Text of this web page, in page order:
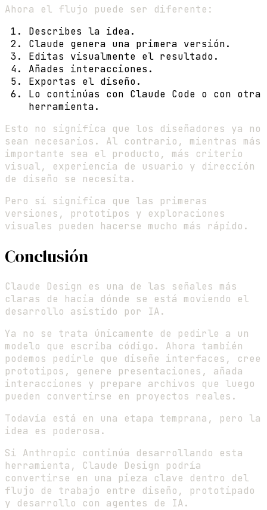
Ahora el flujo puede ser diferente:
Describes la idea.
Claude genera una primera versión.
Editas visualmente el resultado.
Añades interacciones.
Exportas el diseño.
Lo continúas con Claude Code o con otra
herramienta.
Esto no significa que los diseñadores ya no
sean necesarios. Al contrario, mientras más
importante sea el producto, más criterio
visual, experiencia de usuario y dirección
de diseño se necesita.
Pero sí significa que las primeras
versiones, prototipos y exploraciones
visuales pueden hacerse mucho más rápido.
Conclusión
Claude Design es una de las señales más
claras de hacia dónde se está moviendo el
desarrollo asistido por IA.
Ya no se trata únicamente de pedirle a un
modelo que escriba código. Ahora también
podemos pedirle que diseñe interfaces, cree
prototipos, genere presentaciones, añada
interacciones y prepare archivos que luego
pueden convertirse en proyectos reales.
Todavía está en una etapa temprana, pero la
idea es poderosa.
Si Anthropic continúa desarrollando esta
herramienta, Claude Design podría
convertirse en una pieza clave dentro del
flujo de trabajo entre diseño, prototipado
y desarrollo con agentes de IA.